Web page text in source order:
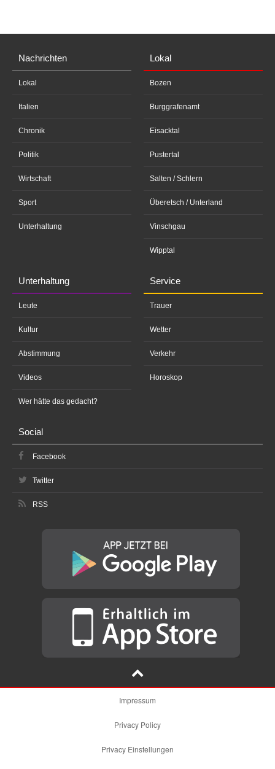
Nachrichten
Lokal
Italien
Chronik
Politik
Wirtschaft
Sport
Unterhaltung
Lokal
Bozen
Burggrafenamt
Eisacktal
Pustertal
Salten / Schlern
Überetsch / Unterland
Vinschgau
Wipptal
Unterhaltung
Leute
Kultur
Abstimmung
Videos
Wer hätte das gedacht?
Service
Trauer
Wetter
Verkehr
Horoskop
Social
Facebook
Twitter
RSS
Impressum
Privacy Policy
Privacy Einstellungen